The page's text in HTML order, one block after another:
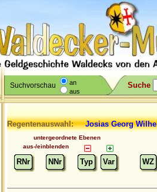
Suchvorschau
an
aus
Suche
Regentenauswahl: JosiasGeorg
untergeordnete Ebenen
aus-/einblenden
RNr NNr Typ Var WZ